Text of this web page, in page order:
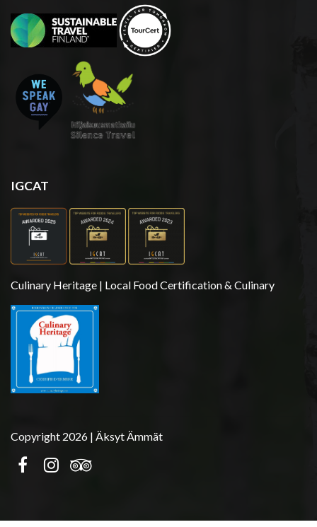
IGCAT
Culinary Heritage | Local Food Certification & Culinary
Copyright 2026 | Äksyt Ämmät